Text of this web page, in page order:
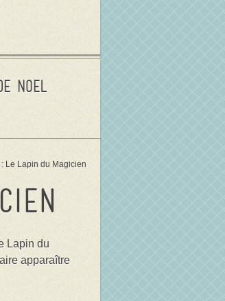
Noel
Le Lapin du Magicien
Lapin du
apparaître